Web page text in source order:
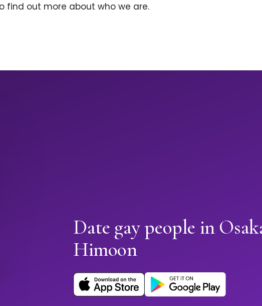
find out more about who we are.
Date gay people in
Himoon